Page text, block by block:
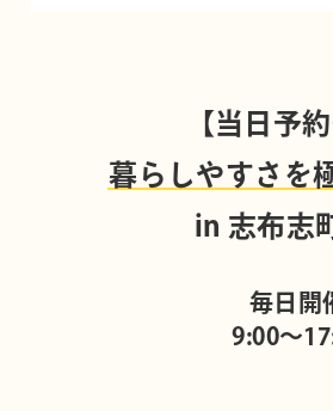
【当日予約
暮らしやすさを
in 志布志
毎日開
9:00～